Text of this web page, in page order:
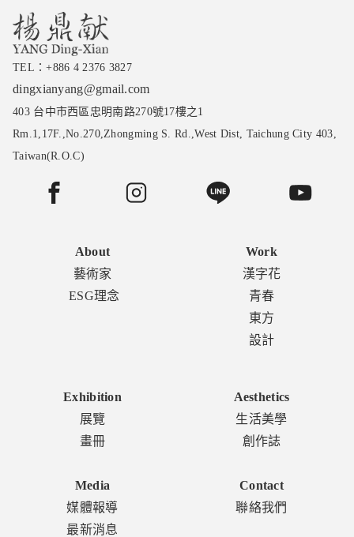
TEL：+886 4 2376 3827
dingxianyang@gmail.com
403 台中市西區忠明南路270號17樓之1
Rm.1,17F.,No.270,Zhongming S. Rd.,West Dist, Taichung City 403,
Taiwan(R.O.C)
About
藝術家
ESG理念
Work
漢字花
青春
東方
設計
Exhibition
展覽
畫冊
Aesthetics
生活美學
創作誌
Media
媒體報導
最新消息
Contact
聯絡我們